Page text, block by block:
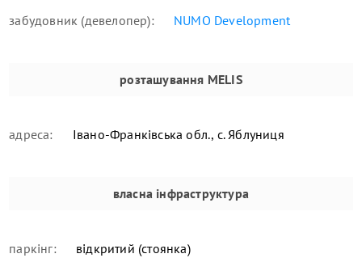
забудовник (девелопер): NUMO Development
розташування MELIS
адреса: Івано-Франківська обл., с. Яблуниця
власна інфраструктура
паркінг: відкритий (стоянка)